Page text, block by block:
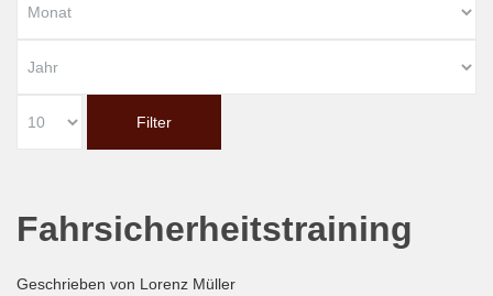
Filter
Fahrsicherheitstraining
Geschrieben von Lorenz Müller